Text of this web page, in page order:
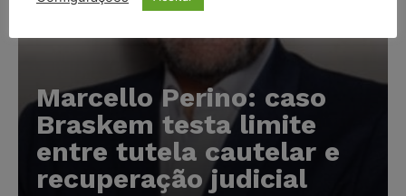
Marcello Perino: caso
Braskem testa limite
entre tutela cautelar e
recuperação judicial